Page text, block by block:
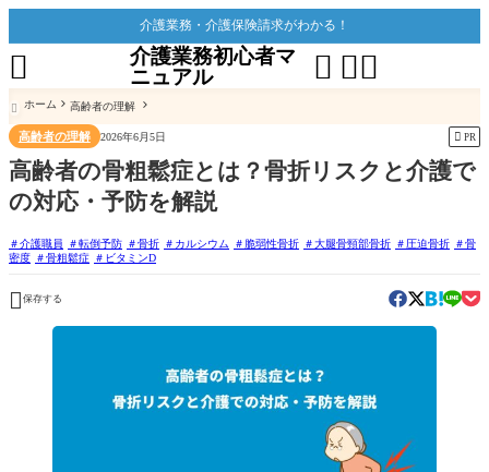
介護業務・介護保険請求がわかる！
介護業務初心者マ
ニュアル
 

 ホーム 高齢者の理解
高齢者の理解 2026年6月5日  PR
高齢者の骨粗鬆症とは？骨折リスクと介護で
の対応・予防を解説
介護職員 転倒予防 骨折 カルシウム 脆弱性骨折 大腿骨頸部骨折 圧迫骨折
骨
密度
骨粗鬆症 ビタミンD
 保存する